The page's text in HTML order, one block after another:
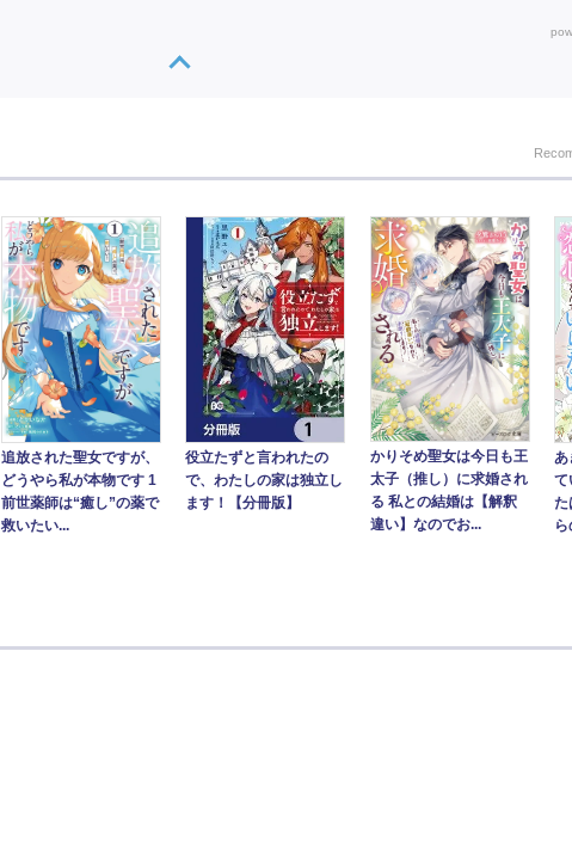
追放された聖女ですが、
どうやら私が本物です 1
前世薬師は“癒し”の薬で
救いたい...
役立たずと言われたの
で、わたしの家は独立し
ます！【分冊版】
かりそめ聖女は今日も王
太子（推し）に求婚され
る 私との結婚は【解釈
違い】なのでお...
あ
て
た